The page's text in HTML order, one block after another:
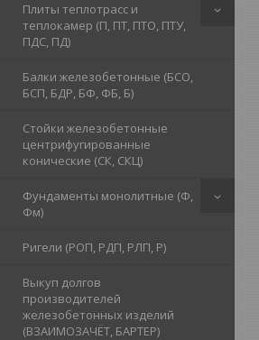
Плиты теплотрасс и
теплокамер (П, ПТ, ПТО, ПТУ,
ПДС, ПД)
Балки железобетонные (БСО,
БСП, БДР, БФ, ФБ, Б)
Стойки железобетонные
центрифугированные
конические (СК, СКЦ)
Фундаменты монолитные (Ф,
Фм)
Ригели (РОП, РДП, РЛП, Р)
Выкуп долгов
производителей
железобетонных изделий
(ВЗАИМОЗАЧЁТ, БАРТЕР)